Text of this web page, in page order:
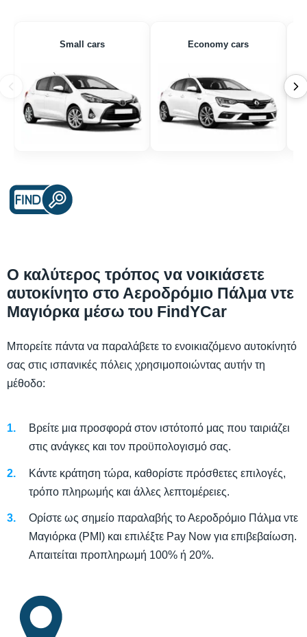
Small cars Economy cars
Ο καλύτερος τρόπος να νοικιάσετε
αυτοκίνητο στο Αεροδρόμιο Πάλμα ντε
Μαγιόρκα μέσω του FindYCar
Μπορείτε πάντα να παραλάβετε το ενοικιαζόμενο αυτοκίνητό
σας στις ισπανικές πόλεις χρησιμοποιώντας αυτήν τη
μέθοδο:
Βρείτε μια προσφορά στον ιστότοπό μας που ταιριάζει
στις ανάγκες και τον προϋπολογισμό σας.
Κάντε κράτηση τώρα, καθορίστε πρόσθετες επιλογές,
τρόπο πληρωμής και άλλες λεπτομέρειες.
Ορίστε ως σημείο παραλαβής το Αεροδρόμιο Πάλμα ντε
Μαγιόρκα (PMI) και επιλέξτε Pay Now για επιβεβαίωση.
Απαιτείται προπληρωμή 100% ή 20%.